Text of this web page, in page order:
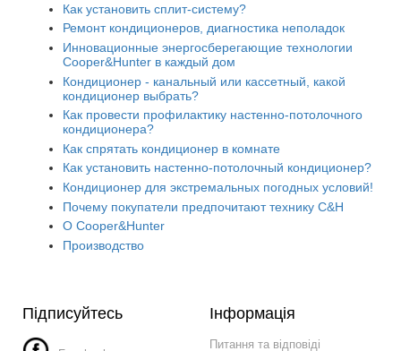
Как установить сплит-систему?
Ремонт кондиционеров, диагностика неполадок
Инновационные энергосберегающие технологии
Cooper&Hunter в каждый дом
Кондиционер - канальный или кассетный, какой
кондиционер выбрать?
Как провести профилактику настенно-потолочного
кондиционера?
Как спрятать кондиционер в комнате
Как установить настенно-потолочный кондиционер?
Кондиционер для экстремальных погодных условий!
Почему покупатели предпочитают технику C&H
О Cooper&Hunter
Производство
Підписуйтесь Інформація
Питання та відповіді